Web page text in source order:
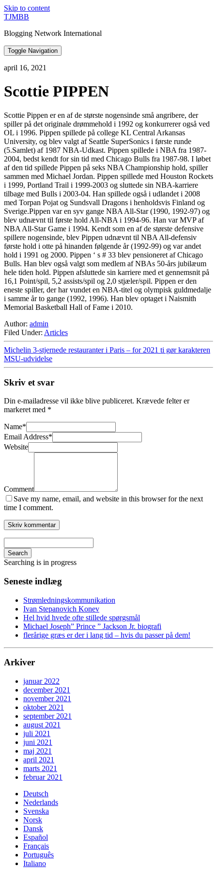
Skip to content
TJMBB
Blogging Network International
Toggle Navigation
april 16, 2021
Scottie PIPPEN
Scottie Pippen er en af de største nogensinde små angribere, der
spiller på det originale drømmehold i 1992 og konkurrerer også ved
OL i 1996. Pippen spillede på college KL Central Arkansas
University, og blev valgt af Seattle SuperSonics i første runde
(5.Samlet) af 1987 NBA-Udkast. Pippen spillede i NBA fra 1987-
2004, bedst kendt for sin tid med Chicago Bulls fra 1987-98. I løbet
af den tid spillede Pippen på seks NBA Championship hold, spiller
sammen med Michael Jordan. Pippen spillede med Houston Rockets
i 1999, Portland Trail i 1999-2003 og sluttede sin NBA-karriere
tilbage med Bulls i 2003-04. Han spillede også i udlandet i 2008
med Torpan Pojat og Sundsvall Dragons i henholdsvis Finland og
Sverige.Pippen var en syv gange NBA All-Star (1990, 1992-97) og
blev udnævnt til første hold All-NBA i 1994-96. Han var MVP af
NBA All-Star Game i 1994. Kendt som en af de største defensive
spillere nogensinde, blev Pippen udnævnt til NBA All-defensiv
første hold i otte på hinanden følgende år (1992-99) og var andet
hold i 1991 og 2000. Pippen ‘ s # 33 blev pensioneret af Chicago
Bulls. Han blev også valgt som medlem af NBAs 50-års jubilæum
hele tiden hold. Pippen afsluttede sin karriere med et gennemsnit på
16,1 Point/spil, 5,2 assists/spil og 2,0 stjæler/spil. Pippen er den
eneste spiller, der har vundet en NBA-titel og olympisk guldmedalje
i samme år to gange (1992, 1996). Han blev optaget i Naismith
Memorial Basketball Hall of Fame i 2010.
Author: admin
Filed Under: Articles
Michelin 3-stjernede restauranter i Paris – for 2021 ti gør karakteren
MSU-udvidelse
Skriv et svar
Din e-mailadresse vil ikke blive publiceret. Krævede felter er
markeret med *
Name*
Email Address*
Website
Comment
Save my name, email, and website in this browser for the next
time I comment.
Search
Searching is in progress
Seneste indlæg
Strømledningskommunikation
Ivan Stepanovich Konev
Hel hvid hvede ofte stillede spørgsmål
Michael Joseph” Prince ” Jackson Jr. biografi
flerårige græs er der i lang tid – hvis du passer på dem!
Arkiver
januar 2022
december 2021
november 2021
oktober 2021
september 2021
august 2021
juli 2021
juni 2021
maj 2021
april 2021
marts 2021
februar 2021
Deutsch
Nederlands
Svenska
Norsk
Dansk
Español
Français
Português
Italiano